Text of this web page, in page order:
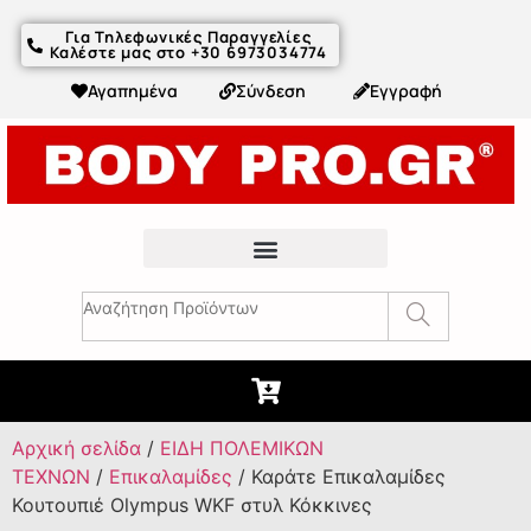
Για Τηλεφωνικές Παραγγελίες
Καλέστε μας στο +30 6973034774
Αγαπημένα Σύνδεση Εγγραφή
Αρχική σελίδα / ΕΙΔΗ ΠΟΛΕΜΙΚΩΝ
ΤΕΧΝΩΝ / Επικαλαμίδες / Καράτε Επικαλαμίδες
Κουτουπιέ Olympus WKF στυλ Κόκκινες